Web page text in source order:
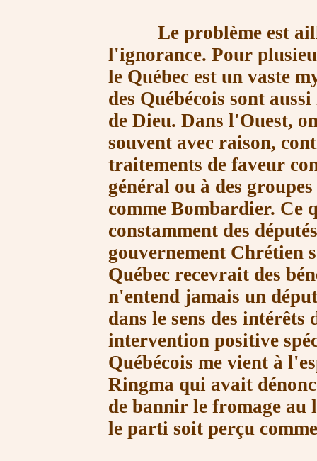
Le problème est
l'ignorance. Pour
le Québec est un vaste
des Québécois sont
de Dieu. Dans l'Ouest,
souvent avec raison,
traitements de faveur
général ou à des
comme Bombardier. Ce
constamment des
gouvernement Chrétien
Québec recevrait des
n'entend jamais un
dans le sens des intérêts
intervention positive
Québécois me vient à
Ringma qui avait
de bannir le fromage au
le parti soit perçu